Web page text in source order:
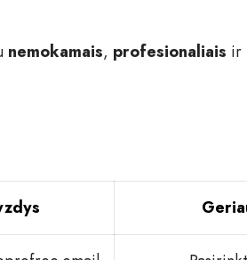
nemokamais, profesionaliais ir